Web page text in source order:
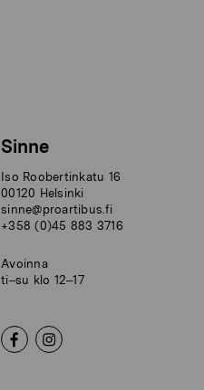
Sinne
Iso Roobertinkatu 16
00120 Helsinki
sinne@proartibus.fi
+358 (0)45 883 3716
Avoinna
ti–su klo 12–17